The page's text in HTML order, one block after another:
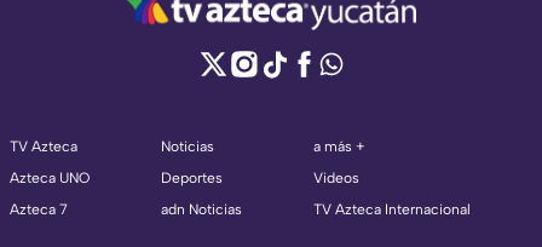
TV Azteca
Azteca UNO
Azteca 7
Noticias
Deportes
adn Noticias
a más +
Videos
TV Azteca Internacional